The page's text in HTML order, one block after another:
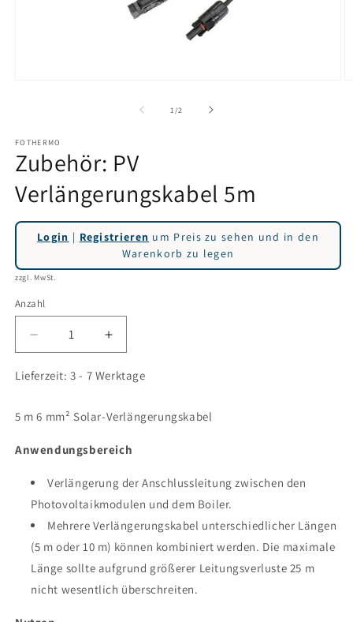
1 /von
2
FOTHERMO
Zubehör: PV
Verlängerungskabel 5m
Login | Registrieren um Preis zu sehen und in den
Warenkorb zu legen
zzgl. MwSt.
Anzahl
Verringere
die
Menge
Zubehör:
PV
5m
Erhöhe
die
Menge
PV
5m
Lieferzeit: 3 - 7 Werktage
5 m 6 mm² Solar-Verlängerungskabel
Anwendungsbereich
Verlängerung der Anschlussleitung zwischen den
Photovoltaikmodulen und dem Boiler.
Mehrere Verlängerungskabel unterschiedlicher Längen
(5 m oder 10 m) können kombiniert werden. Die maximale
Länge sollte aufgrund größerer Leitungsverluste 25 m
nicht wesentlich überschreiten.